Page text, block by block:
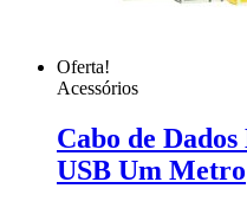
Oferta!
Acessórios
Cabo de
USB Um Metro